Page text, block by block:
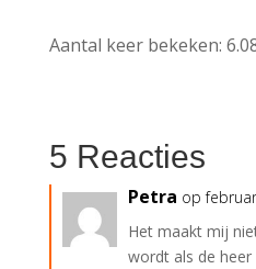
Aantal keer bekeken:
5 Reacties
Petra op
Het maakt mij
wordt als de